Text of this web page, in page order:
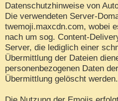
Datenschutzhinweise von
Die verwendeten Server-
twemoji.maxcdn.com, wobei
nach um sog. Content-
Server, die lediglich einer
Übermittlung der Dateien
personenbezogenen Daten
Übermittlung gelöscht werden.